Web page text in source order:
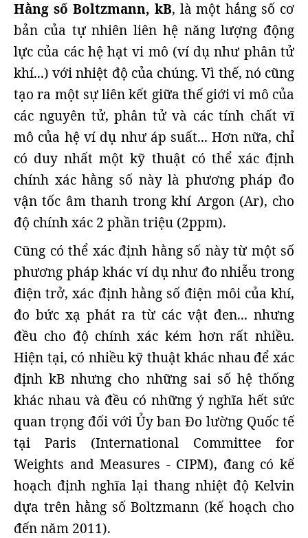
Hằng số Boltzmann, kB, là một hắng số cơ
bản của tự nhiên liên hệ năng lượng động
lực của các hệ hạt vi mô (ví dụ như phân tử
khí...) với nhiệt độ của chúng. Vì thế, nó cũng
tạo ra một sự liên kết giữa thế giới vi mô của
các nguyên tử, phân tử và các tính chất vĩ
mô của hệ ví dụ như áp suất... Hơn nữa, chỉ
có duy nhất một kỹ thuật có thể xác định
chính xác hằng số này là phương pháp đo
vận tốc âm thanh trong khí Argon (Ar), cho
độ chính xác 2 phần triệu (2ppm).
Cũng có thể xác định hằng số này từ một số
phương pháp khác ví dụ như đo nhiễu trong
điện trở, xác định hằng số điện môi của khí,
đo bức xạ phát ra từ các vật đen... nhưng
đều cho độ chính xác kém hơn rất nhiều.
Hiện tại, có nhiều kỹ thuật khác nhau để xác
định kB nhưng cho những sai số hệ thống
khác nhau và đều có những ý nghĩa hết sức
quan trọng đối với Ủy ban Đo lường Quốc tế
tại Paris (International Committee for
Weights and Measures - CIPM), đang có kế
hoạch định nghĩa lại thang nhiệt độ Kelvin
dựa trên hằng số Boltzmann (kế hoạch cho
đến năm 2011).